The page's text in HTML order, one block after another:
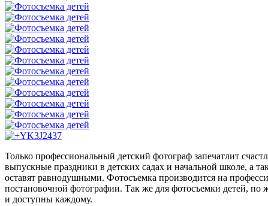
Только профессиональный детский фотограф запечатлит
выпускные праздники в детских садах и начальной школе, а
оставят равнодушными. Фотосъемка производится на
постановочной фотографии. Так же для фотосъемки детей,
и доступны каждому.